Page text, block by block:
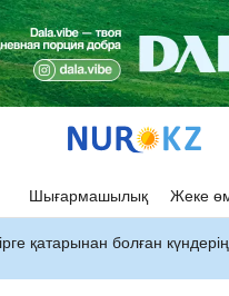
Шығармашылық Жеке
қатарынан болған